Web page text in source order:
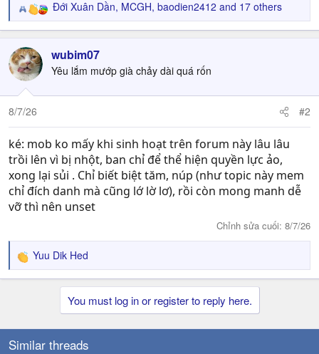
R
e
c
t
i
o
n
Đới Xuân Dần, MCGH, baodien2412 and 17 others
wubim07
Yêu lắm mướp già chảy dài quá rốn
8/7/26 #2
ké: mob ko mấy khi sinh hoạt trên forum này lâu lâu
trồi lên vì bị nhột, ban chỉ để thể hiện quyền lực ảo,
xong lại sủi . Chỉ biết biệt tăm, núp (như topic này mem
chỉ đích danh mà cũng lớ lờ lơ), rồi còn mong manh dễ
vỡ thì nên unset
Chỉnh sửa cuối: 8/7/26
R
e
i
o
Yuu Dik Hed
You must log in or register to reply here.
Similar threads